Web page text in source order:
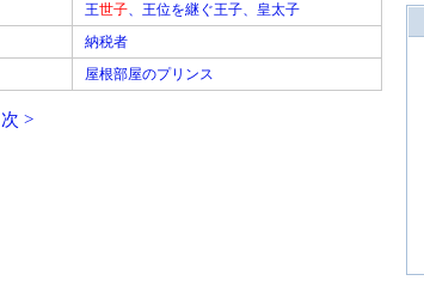
王世子、王位を継ぐ王子、皇太子
納税者
屋根部屋のプリンス
次 >